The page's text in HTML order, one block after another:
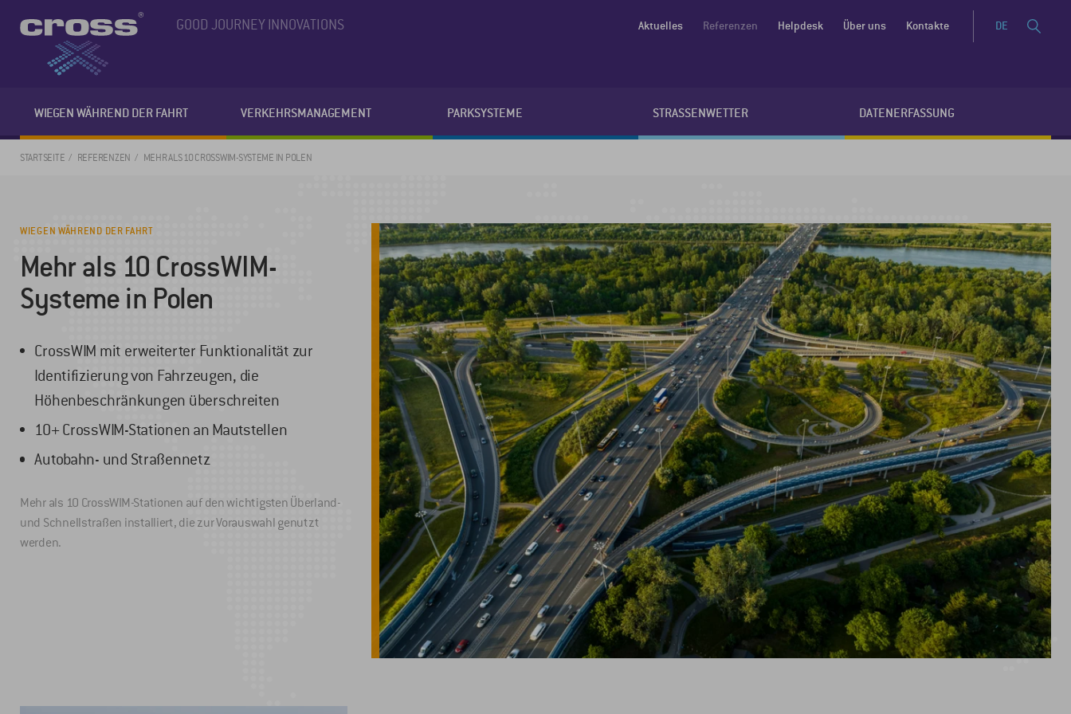
GOOD JOURNEY INNOVATIONS
WIEGEN WÄHREND DER FAHRT VERKEHRSMANAGEMENT PARKSYSTEME STRASSENWETTER DATENERFASSUNG
Aktuelles Referenzen Helpdesk Über uns Kontakte DE
STARTSEITE REFERENZEN MEHR ALS 10 CROSSWIM-SYSTEME IN POLEN
WIEGEN WÄHREND DER FAHRT
Mehr als 10 CrossWIM-
Systeme in Polen
CrossWIM mit erweiterter Funktionalität zur
Identifizierung von Fahrzeugen, die
Höhenbeschränkungen überschreiten
10+ CrossWIM-Stationen an Mautstellen
Autobahn- und Straßennetz
Mehr als 10 CrossWIM-Stationen auf den wichtigsten Überland-
und Schnellstraßen installiert, die zur Vorauswahl genutzt
werden.